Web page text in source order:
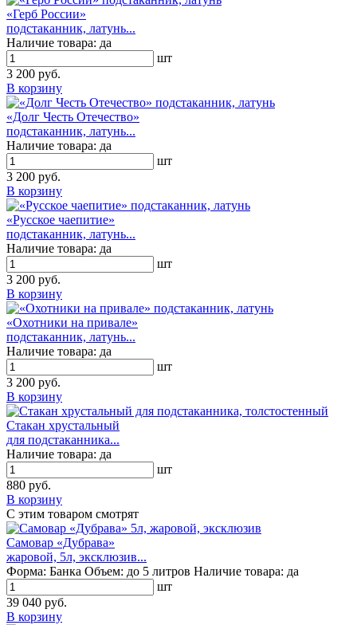
«Герб России»
подстаканник, латунь...
Наличие товара: да
шт
3 200 руб.
В корзину
«Долг Честь Отечество»
подстаканник, латунь...
Наличие товара: да
шт
3 200 руб.
В корзину
«Русское чаепитие»
подстаканник, латунь...
Наличие товара: да
шт
3 200 руб.
В корзину
«Охотники на привале»
подстаканник, латунь...
Наличие товара: да
шт
3 200 руб.
В корзину
Стакан хрустальный
для подстаканника...
Наличие товара: да
шт
880 руб.
В корзину
С этим товаром смотрят
Самовар «Дубрава»
жаровой, 5л, эксклюзив...
Форма: Банка Объем: до 5 литров Наличие товара: да
шт
39 040 руб.
В корзину